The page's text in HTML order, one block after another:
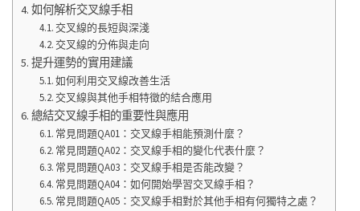
如何解析交叉線手相
交叉線的長短與深淺
交叉線的分佈與走向
提升運勢的實用建議
如何利用交叉線改善生活
交叉線與其他手相特徵的結合應用
總結交叉線手相的重要性與應用
常見問題QA01：交叉線手相能預測什麼？
常見問題QA02：交叉線手相的變化代表什麼？
常見問題QA03：交叉線手相是否能改變？
常見問題QA04：如何開始學習交叉線手相？
常見問題QA05：交叉線手相對於其他手相有何獨特之處？